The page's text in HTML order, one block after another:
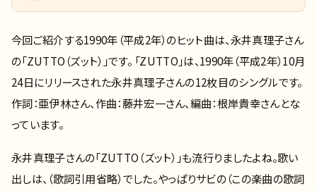
今回ご紹介する1990年（平成2年）のヒット曲は、永井真理子さん
の「ZUTTO（ズット）」です。 「ZUTTO」は、1990年（平成2年）10月
24日にリリースされた永井真理子さんの12枚目のシングルです。
作詞：亜伊林さん、作曲：藤井宏一さん、編曲：根岸貴幸さんとな
っています。
永井真理子さんの「ZUTTO（ズット）」も流行りましたよね。歌い
出しは、（歌詞引用省略）でした。やっぱりサビの（この楽曲の歌詞